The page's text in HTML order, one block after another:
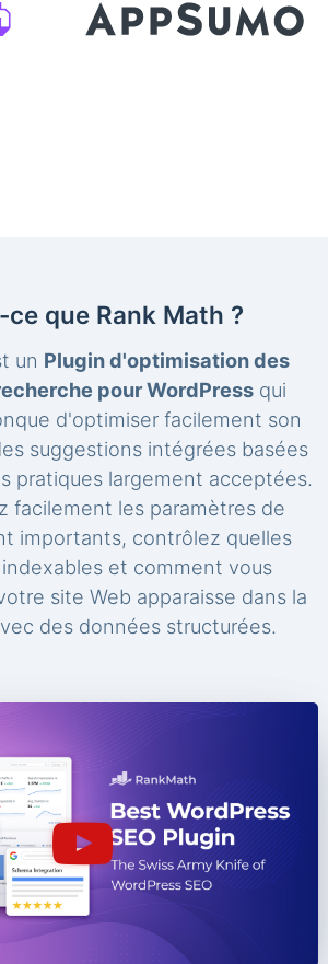
ce que Rank Math ?
un Plugin d'optimisation des
pour WordPress qui
d'optimiser facilement son
suggestions intégrées basées
pratiques largement acceptées.
facilement les paramètres de
importants, contrôlez quelles
et comment vous
site Web apparaisse dans la
des données structurées.